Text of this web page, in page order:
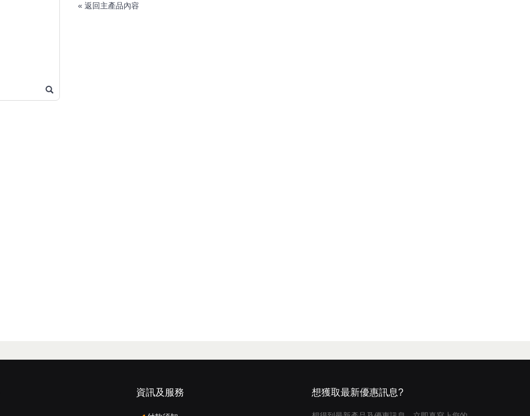
« 返回主產品內容
資訊及服務 想獲取最新優惠訊息?